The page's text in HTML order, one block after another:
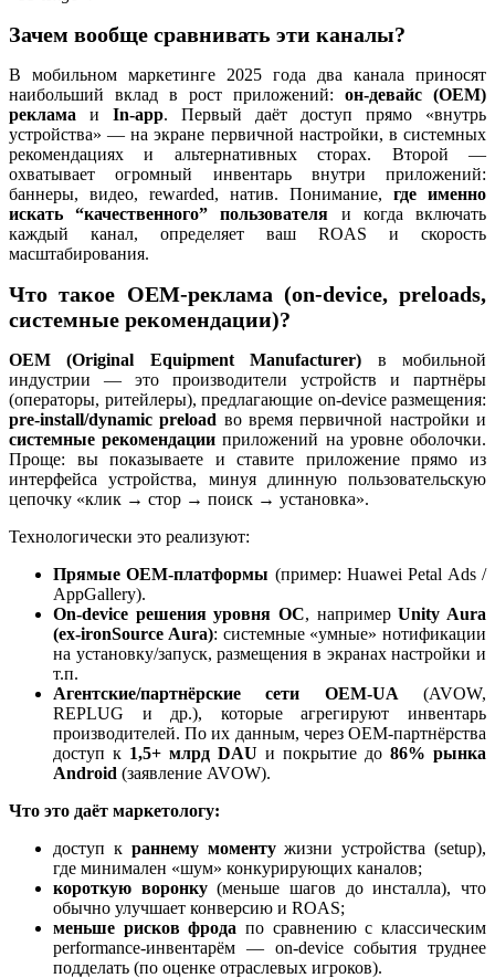
Зачем вообще сравнивать эти каналы?
В мобильном маркетинге 2025 года два канала приносят
наибольший вклад в рост приложений: он-девайс (OEM)
реклама и In-app. Первый даёт доступ прямо «внутрь
устройства» — на экране первичной настройки, в системных
рекомендациях и альтернативных сторах. Второй —
охватывает огромный инвентарь внутри приложений:
баннеры, видео, rewarded, натив. Понимание, где именно
искать “качественного” пользователя и когда включать
каждый канал, определяет ваш ROAS и скорость
масштабирования.
Что такое OEM-реклама (on-device, preloads,
системные рекомендации)?
OEM (Original Equipment Manufacturer) в мобильной
индустрии — это производители устройств и партнёры
(операторы, ритейлеры), предлагающие on-device размещения:
pre-install/dynamic preload во время первичной настройки и
системные рекомендации приложений на уровне оболочки.
Проще: вы показываете и ставите приложение прямо из
интерфейса устройства, минуя длинную пользовательскую
цепочку «клик → стор → поиск → установка».
Технологически это реализуют:
Прямые OEM-платформы (пример: Huawei Petal Ads /
AppGallery).
On-device решения уровня ОС, напримерUnity Aura
(ex-ironSource Aura): системные «умные» нотификации
на установку/запуск, размещения в экранах настройки и
т.п.
Агентские/партнёрские сети OEM-UA (AVOW,
REPLUG и др.), которые агрегируют инвентарь
производителей. По их данным, через OEM-партнёрства
доступ к 1,5+ млрд DAU и покрытие до 86% рынка
Android (заявление AVOW).
Что это даёт маркетологу:
доступ к раннему моментужизни устройства (setup),
где минимален «шум» конкурирующих каналов;
короткую воронку(меньше шагов до инсталла), что
обычно улучшает конверсию и ROAS;
меньше рисков фрода по сравнению с классическим
performance-инвентарём — on-device события труднее
подделать (по оценке отраслевых игроков).